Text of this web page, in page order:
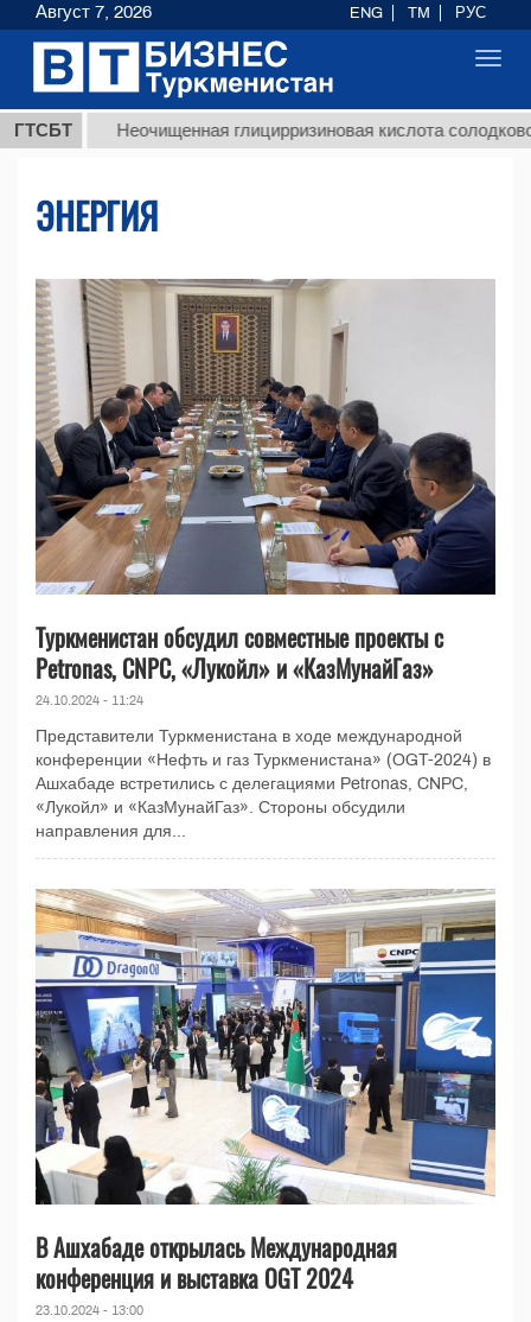
ГТСБТ
Неочищенная глицирризиновая кислота солодкового корня
ЭНЕРГИЯ
Туркменистан обсудил совместные проекты с
Petronas, CNPC, «Лукойл» и «КазМунайГаз»
24.10.2024 - 11:24
Представители Туркменистана в ходе международной
конференции «Нефть и газ Туркменистана» (OGT-2024) в
Ашхабаде встретились с делегациями Petronas, CNPC,
«Лукойл» и «КазМунайГаз». Стороны обсудили
направления для...
В Ашхабаде открылась Международная
конференция и выставка OGT 2024
23.10.2024 - 13:00
Август 7, 2026 ENG TM РУС